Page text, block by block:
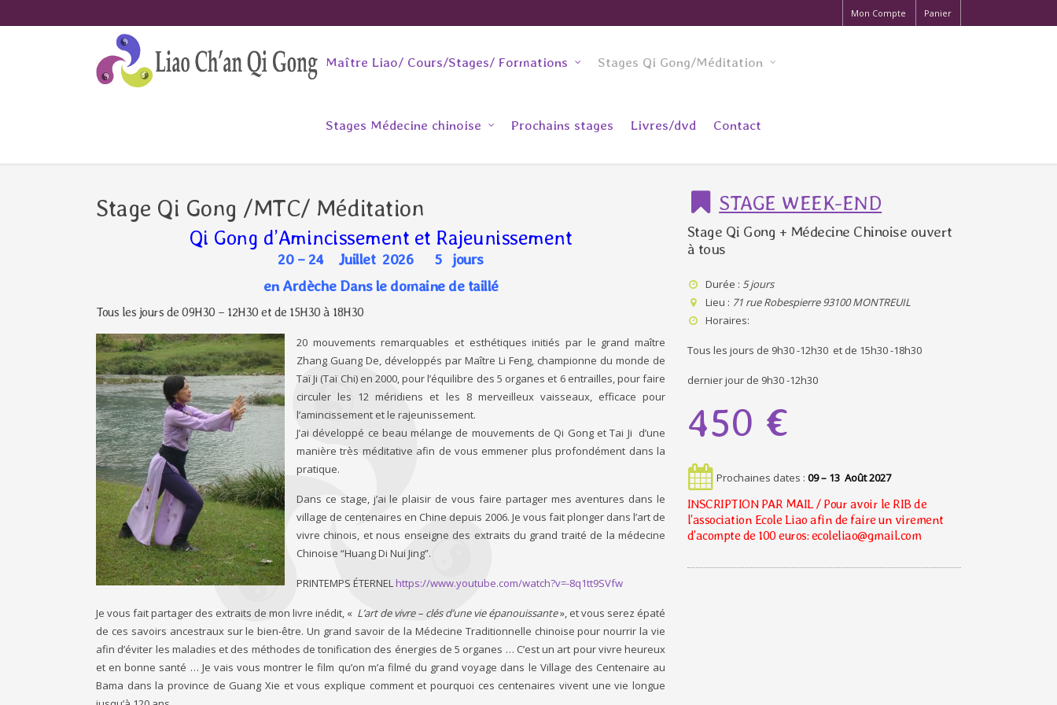
Mon Compte Panier
Maître Liao/ Cours/Stages/ Formations Stages Qi Gong/Méditation
Stages Médecine chinoise Prochains stages Livres/dvd Contact
Stage Qi Gong /MTC/ Méditation
Qi Gong d’Amincissement et Rajeunissement
20 – 24 Juillet 2026 5 jours
en Ardèche Dans le domaine de taillé
Tous les jours de 09H30 – 12H30 et de 15H30 à 18H30
20 mouvements remarquables et esthétiques initiés par le grand maître
Zhang Guang De, développés par Maître Li Feng, championne du monde de
Taï Ji (Taï Chi) en 2000, pour l’équilibre des 5 organes et 6 entrailles, pour faire
circuler les 12 méridiens et les 8 merveilleux vaisseaux, efficace pour
l’amincissement et le rajeunissement.
J’ai développé ce beau mélange de mouvements de Qi Gong et Tai Ji d’une
manière très méditative afin de vous emmener plus profondément dans la
pratique.
Dans ce stage, j’ai le plaisir de vous faire partager mes aventures dans le
village de centenaires en Chine depuis 2006. Je vous fait plonger dans l’art de
vivre chinois, et nous enseigne des extraits du grand traité de la médecine
Chinoise “Huang Di Nui Jing”.
PRINTEMPS ÉTERNEL https://www.youtube.com/watch?v=-8q1tt9SVfw
Je vous fait partager des extraits de mon livre inédit, « L’art de vivre – clés d’une vie épanouissante», et vous serez épaté
de ces savoirs ancestraux sur le bien-être. Un grand savoir de la Médecine Traditionnelle chinoise pour nourrir la vie
afin d’éviter les maladies et des méthodes de tonification des énergies de 5 organes … C’est un art pour vivre heureux
et en bonne santé … Je vais vous montrer le film qu’on m’a filmé du grand voyage dans le Village des Centenaire au
Bama dans la province de Guang Xie et vous explique comment et pourquoi ces centenaires vivent une vie longue
STAGE WEEK-END
Stage Qi Gong + Médecine Chinoise ouvert
à tous
Durée : 5 jours
Lieu : 71 rue Robespierre 93100 MONTREUIL
Horaires:
Tous les jours de 9h30 -12h30 et de 15h30 -18h30
dernier jour de 9h30 -12h30
450 €
Prochaines dates : 09 – 13 Août 2027
INSCRIPTION PAR MAIL / Pour avoir le RIB de
l’association Ecole Liao afin de faire un virement
d’acompte de 100 euros: ecoleliao@gmail.com